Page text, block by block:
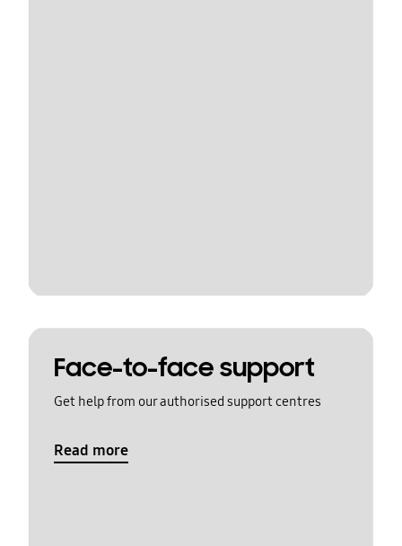
Face-to-face support
Get help from our authorised support centres
Read more